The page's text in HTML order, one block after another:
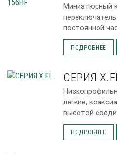
Миниатюрный
постоянной
ПОДРОБНЕЕ
СЕРИЯ
легкие,
высотой
ПОДРОБНЕЕ